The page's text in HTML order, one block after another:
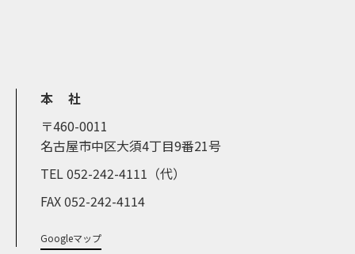
本 社
〒460-0011
名古屋市中区大須4丁目9番21号
TEL 052-242-4111（代）
FAX 052-242-4114
Googleマップ